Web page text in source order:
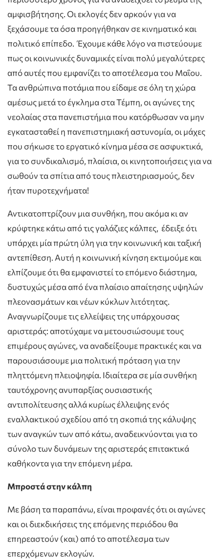
αμφισβήτησης. Οι εκλογές δεν αρκούν για να
ξεχάσουμε τα όσα προηγήθηκαν σε κινηματικό και
πολιτικό επίπεδο. Έχουμε κάθε λόγο να πιστεύουμε
πως οι κοινωνικές δυναμικές είναι πολύ μεγαλύτερες
από αυτές που εμφανίζει το αποτέλεσμα του Μαΐου.
Τα ανθρώπινα ποτάμια που είδαμε σε όλη τη χώρα
αμέσως μετά το έγκλημα στα Τέμπη, οι αγώνες της
νεολαίας στα πανεπιστήμια που κατόρθωσαν να μην
εγκατασταθεί η πανεπιστημιακή αστυνομία, οι μάχες
που σήκωσε το εργατικό κίνημα μέσα σε ασφυκτικά,
για το συνδικαλισμό, πλαίσια, οι κινητοποιήσεις για να
σωθούν τα σπίτια από τους πλειστηριασμούς, δεν
ήταν πυροτεχνήματα!
Αντικατοπτρίζουν μια συνθήκη, που ακόμα κι αν
κρύφτηκε κάτω από τις γαλάζιες κάλπες, έδειξε ότι
υπάρχει μία πρώτη ύλη για την κοινωνική και ταξική
αντεπίθεση. Αυτή η κοινωνική κίνηση εκτιμούμε και
ελπίζουμε ότι θα εμφανιστεί το επόμενο διάστημα,
δυστυχώς μέσα από ένα πλαίσιο απαίτησης υψηλών
πλεονασμάτων και νέων κύκλων λιτότητας.
Αναγνωρίζουμε τις ελλείψεις της υπάρχουσας
αριστεράς: αποτύχαμε να μετουσιώσουμε τους
επιμέρους αγώνες, να αναδείξουμε πρακτικές και να
παρουσιάσουμε μια πολιτική πρόταση για την
πληττόμενη πλειοψηφία. Ιδιαίτερα σε μία συνθήκη
ταυτόχρονης ανυπαρξίας ουσιαστικής
αντιπολίτευσης αλλά κυρίως έλλειψης ενός
εναλλακτικού σχεδίου από τη σκοπιά της κάλυψης
των αναγκών των από κάτω, αναδεικνύονται για το
σύνολο των δυνάμεων της αριστεράς επιτακτικά
καθήκοντα για την επόμενη μέρα.
Μπροστά στην κάλπη
Με βάση τα παραπάνω, είναι προφανές ότι οι αγώνες
και οι διεκδικήσεις της επόμενης περιόδου θα
επηρεαστούν (και) από το αποτέλεσμα των
επερχόμενων εκλογών.